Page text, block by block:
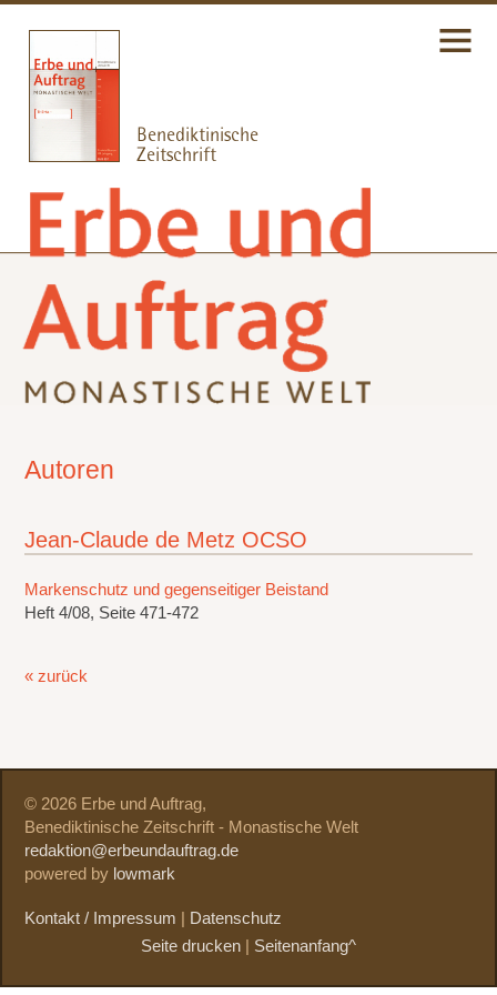
Autoren
Jean-Claude de Metz OCSO
Markenschutz und gegenseitiger Beistand
Heft 4/08, Seite 471-472
« zurück
© 2026 Erbe und Auftrag,
Benediktinische Zeitschrift - Monastische Welt
redaktion@erbeundauftrag.de
powered by lowmark
Kontakt / Impressum
Datenschutz
Seite drucken
Seitenanfang^